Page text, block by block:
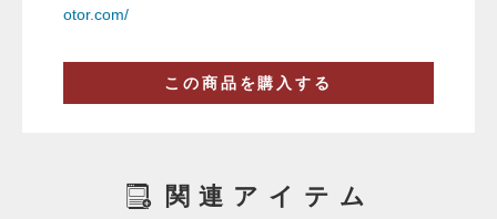
otor.com/
この商品を購入する
関連アイテム